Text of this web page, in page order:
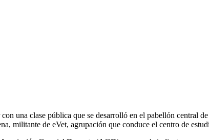
una clase pública que se desarrolló en el pabellón central
militante de eVet, agrupación que conduce el centro de